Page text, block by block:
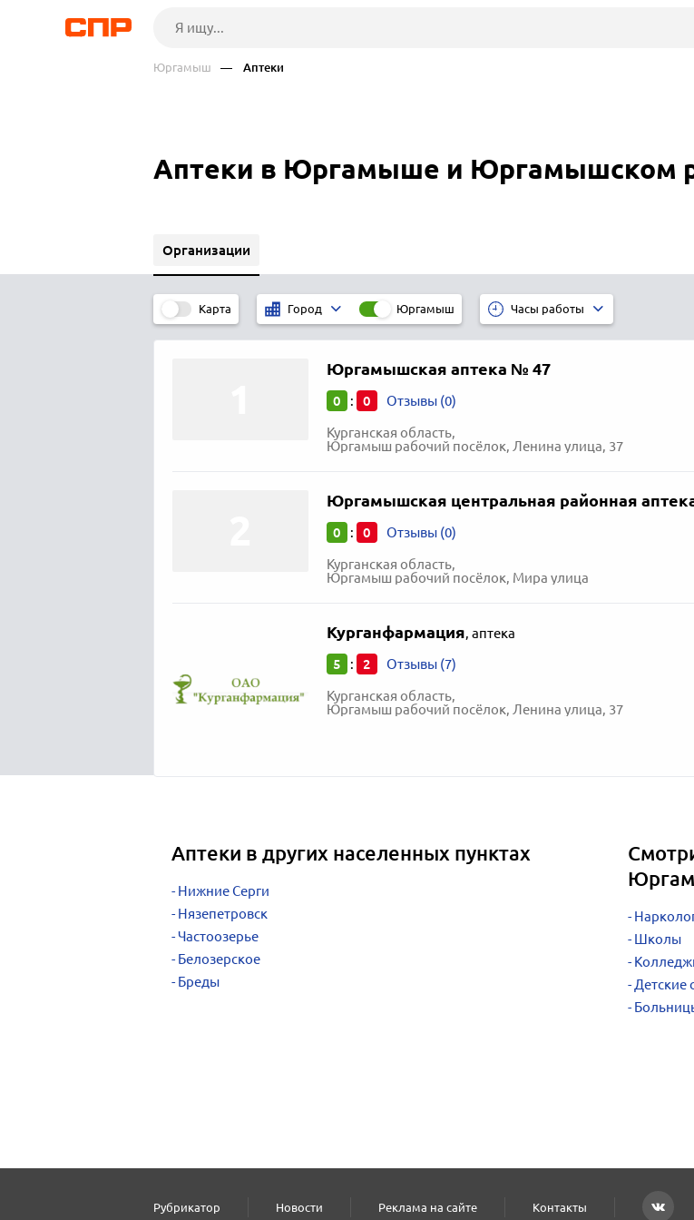
Юргамыш — Аптеки
Аптеки в Юргамыше и Юргамышском
Организации
Карта Город Юргамыш Часы работы
Юргамышская аптека № 47
0 : 0 Отзывы (0)
Курганская область,
Юргамыш рабочий посёлок, Ленина улица, 37
Юргамышская центральная районная
0 : 0 Отзывы (0)
Курганская область,
Юргамыш рабочий посёлок, Мира улица
Курганфармация, аптека
5 : 2 Отзывы (7)
Курганская область,
Юргамыш рабочий посёлок, Ленина улица, 37
Аптеки в других населенных пунктах
Нижние Серги
Нязепетровск
Частоозерье
Белозерское
Бреды
Школы
Детские
Рубрикатор Новости Реклама на сайте Контакты